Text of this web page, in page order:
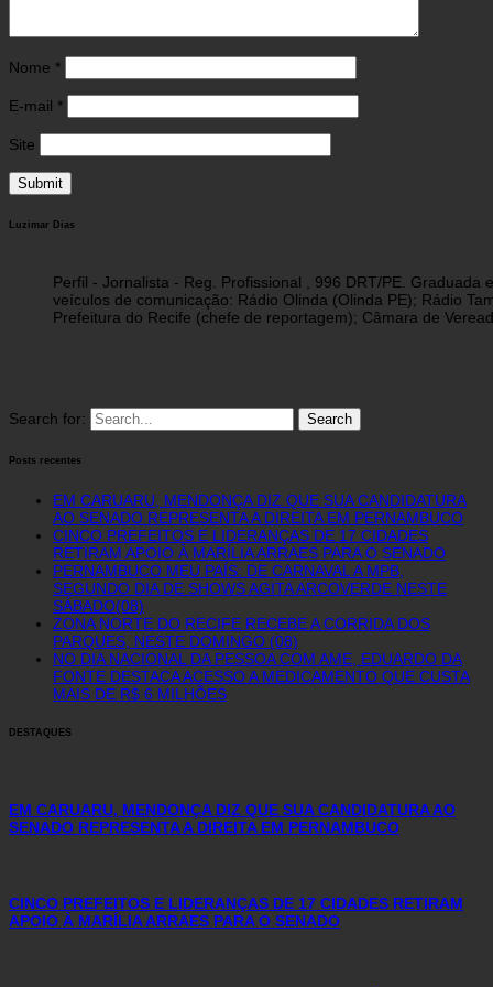
Nome *
E-mail *
Site
Luzimar Dias
Perfil - Jornalista - Reg. Profissional , 996 DRT/PE.
veículos de comunicação: Rádio Olinda (Olinda PE); Rádio
Prefeitura do Recife (chefe de reportagem); Câmara de
Search for:
Posts recentes
EM CARUARU, MENDONÇA DIZ QUE SUA CANDIDATURA
AO SENADO REPRESENTA A DIREITA EM PERNAMBUCO
CINCO PREFEITOS E LIDERANÇAS DE 17 CIDADES
RETIRAM APOIO À MARÍLIA ARRAES PARA O SENADO
PERNAMBUCO MEU PAÍS: DE CARNAVAL A MPB,
SEGUNDO DIA DE SHOWS AGITA ARCOVERDE NESTE
SÁBADO(08)
ZONA NORTE DO RECIFE RECEBE A CORRIDA DOS
PARQUES, NESTE DOMINGO (08)
NO DIA NACIONAL DA PESSOA COM AME, EDUARDO DA
FONTE DESTACA ACESSO A MEDICAMENTO QUE CUSTA
MAIS DE R$ 6 MILHÕES
DESTAQUES
EM CARUARU, MENDONÇA DIZ QUE SUA CANDIDATURA AO
SENADO REPRESENTA A DIREITA EM PERNAMBUCO
CINCO PREFEITOS E LIDERANÇAS DE 17 CIDADES RETIRAM
APOIO À MARÍLIA ARRAES PARA O SENADO